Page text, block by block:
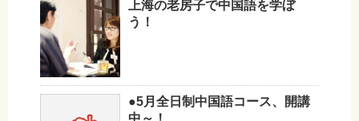
上海の老房子で中国語を学ぼ
う！
●5月全日制中国語コース、開講
中～！